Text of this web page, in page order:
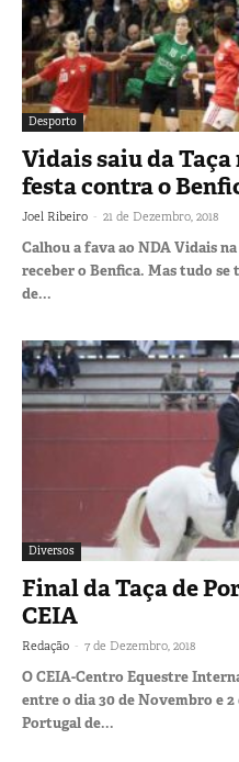
Desporto
Vidais saiu da Taça
festa contra o
Joel Ribeiro - 21 de Dezembro, 2018
Calhou a fava ao NDA Vidais
receber o Benfica. Mas tudo
de...
Diversos
Final da Taça de
CEIA
Redação - 7 de Dezembro, 2018
O CEIA-Centro Equestre
entre o dia 30 de Novembro e
Portugal de...